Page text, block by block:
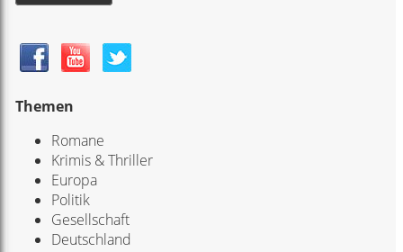
Themen
Romane
Krimis & Thriller
Europa
Politik
Gesellschaft
Deutschland